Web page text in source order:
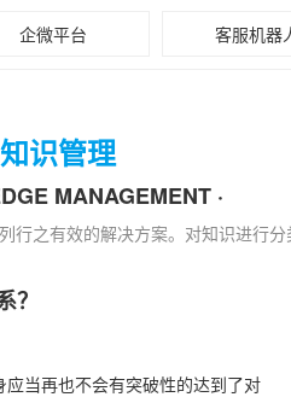
企微平台 客服机器
知识管理
MANAGEMENT ·
之有效的解决方案。对知识进行分
？
当再也不会有突破性的达到了对